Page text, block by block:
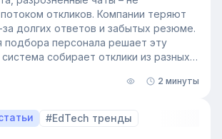
откликов. Компании теряют
долгих ответов и забытых резюме.
подбора персонала решает эту
собирает отклики из разных
рутину. Сегодня программа для
вакансий.
2 минуты
#EdTech тренды